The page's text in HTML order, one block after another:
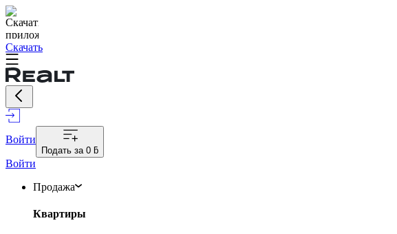
Скачать
Войти
Подать за 0 ƃ
Войти
Продажа
Квартиры